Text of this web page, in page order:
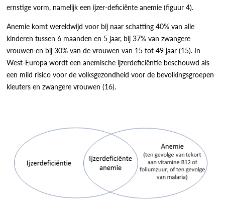
ernstige vorm, namelijk een ijzer-deficiënte anemie (figuur 4).
Anemie komt wereldwijd voor bij naar schatting 40% van alle
kinderen tussen 6 maanden en 5 jaar, bij 37% van zwangere
vrouwen en bij 30% van de vrouwen van 15 tot 49 jaar (15). In
West-Europa wordt een anemische ijzerdeficiëntie beschouwd als
een mild risico voor de volksgezondheid voor de bevolkingsgroepen
kleuters en zwangere vrouwen (16).